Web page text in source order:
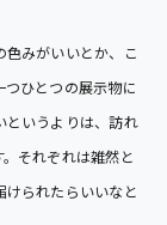
みがいいとか、こ
ひとつの展示物に
というよりは、訪れ
それぞれは雑然と
けられたらいいなと